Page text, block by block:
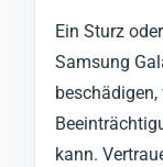
Ein Sturz
Samsung
kann.